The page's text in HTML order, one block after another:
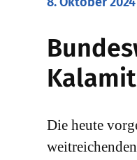
Die heute